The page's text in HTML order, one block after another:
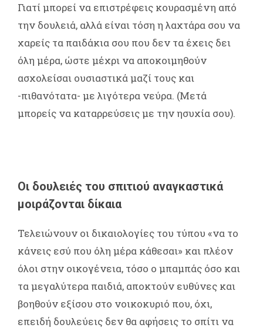
Γιατί μπορεί να επιστρέφεις κουρασμένη από
την δουλειά, αλλά είναι τόση η λαχτάρα σου να
χαρείς τα παιδάκια σου που δεν τα έχεις δει
όλη μέρα, ώστε μέχρι να αποκοιμηθούν
ασχολείσαι ουσιαστικά μαζί τους και
-πιθανότατα- με λιγότερα νεύρα. (Μετά
μπορείς να καταρρεύσεις με την ησυχία σου).
Οι δουλειές του σπιτιού αναγκαστικά
μοιράζονται δίκαια
Τελειώνουν οι δικαιολογίες του τύπου «να το
κάνεις εσύ που όλη μέρα κάθεσαι» και πλέον
όλοι στην οικογένεια, τόσο ο μπαμπάς όσο και
τα μεγαλύτερα παιδιά, αποκτούν ευθύνες και
βοηθούν εξίσου στο νοικοκυριό που, όχι,
επειδή δουλεύεις δεν θα αφήσεις το σπίτι να